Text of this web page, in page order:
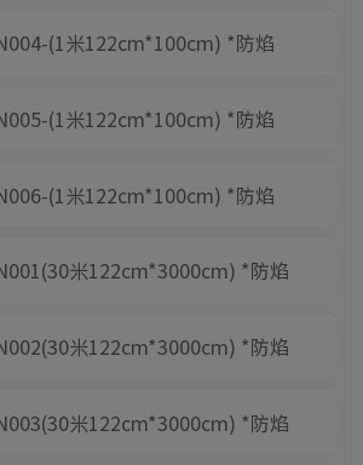
(1米122cm*100cm) *防焰
(1米122cm*100cm) *防焰
(1米122cm*100cm) *防焰
米122cm*3000cm) *防焰
米122cm*3000cm) *防焰
米122cm*3000cm) *防焰